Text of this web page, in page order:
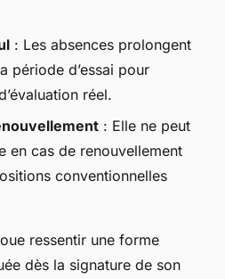
: Les absences prolongent
période d’essai pour
réel.
: Elle ne peut
en cas de renouvellement
conventionnelles
ressentir une forme
dès la signature de son